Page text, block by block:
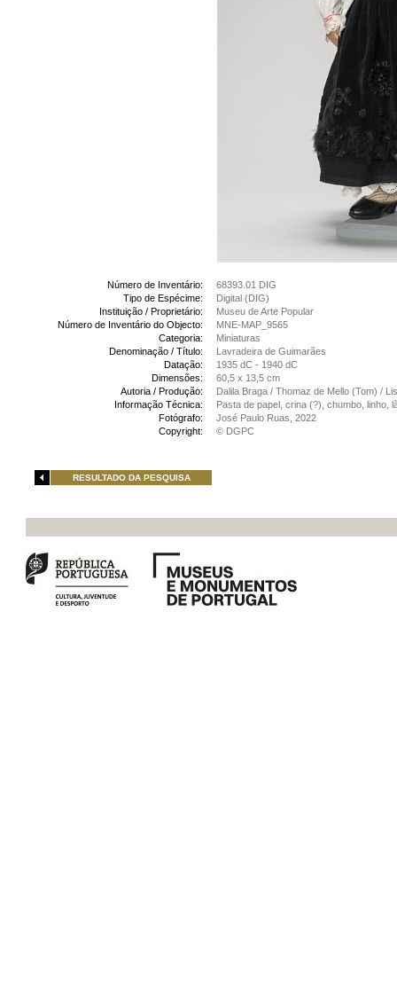
Número de Inventário:
68393.01 DIG
Tipo de Espécime:
Digital (DIG)
Instituição / Proprietário:
Museu de Arte Popular
Número de Inventário do Objecto:
MNE-MAP_9565
Categoria:
Miniaturas
Denominação / Título:
Lavradeira de Guimarães
Datação:
1935 dC - 1940 dC
Dimensões:
60,5 x 13,5 cm
Autoria / Produção:
Dalila Braga / Thomaz de Mello (Tom) /
Informação Técnica:
Pasta de papel, crina (?), chumbo, linho,
Fotógrafo:
José Paulo Ruas, 2022
Copyright:
© DGPC
RESULTADO DA PESQUISA